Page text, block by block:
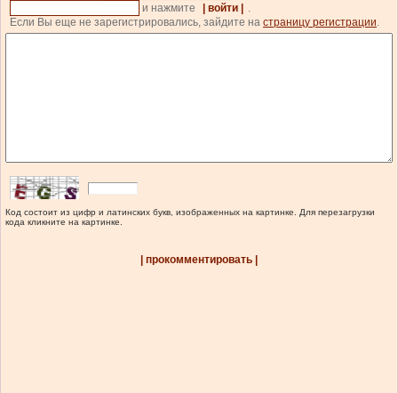
и нажмите
| войти |
.
Если Вы еще не зарегистрировались, зайдите на страницу регистрации.
Код состоит из цифр и латинских букв, изображенных на картинке. Для перезагрузки
кода кликните на картинке.
| прокомментировать |